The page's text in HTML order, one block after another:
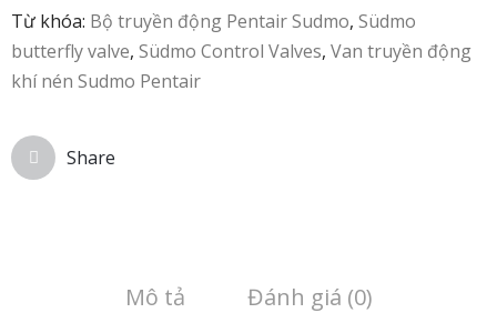
Từ khóa: Bộ truyền động Pentair Sudmo, Südmo
butterfly valve, Südmo Control Valves, Van truyền động
khí nén Sudmo Pentair
Share
Mô tả Đánh giá (0)